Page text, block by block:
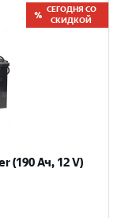
СЕГОДНЯ СО
СКИДКОЙ
(190 Ач, 12 V)